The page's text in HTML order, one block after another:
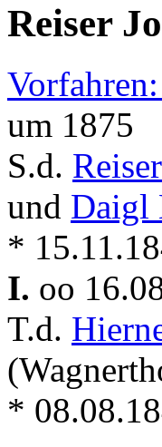
Reiser
um 1875
S.d.
und Daigl
*
I. oo
T.d.
*